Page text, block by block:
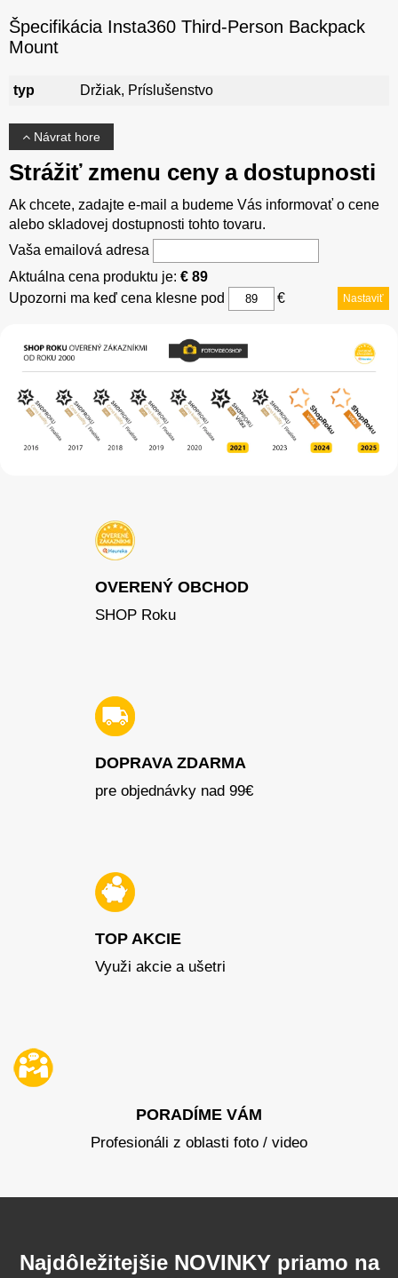
Špecifikácia Insta360 Third-Person Backpack
Mount
typ Držiak, Príslušenstvo
Návrat hore
Strážiť zmenu ceny a dostupnosti
Ak chcete, zadajte e-mail a budeme Vás informovať o cene
alebo skladovej dostupnosti tohto tovaru.
Vaša emailová adresa
Aktuálna cena produktu je: € 89
Upozorni ma keď cena klesne pod
€ Nastaviť
OVERENÝ OBCHOD
SHOP Roku
DOPRAVA ZDARMA
pre objednávky nad 99€
TOP AKCIE
Využi akcie a ušetri
PORADÍME VÁM
Profesionáli z oblasti foto / video
Najdôležitejšie NOVINKY priamo na